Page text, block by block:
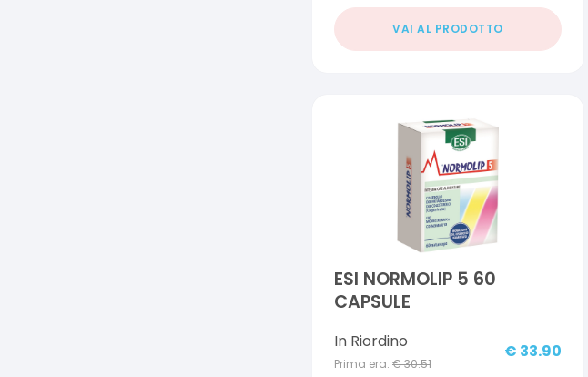
VAI AL PRODOTTO
ESI NORMOLIP 5 60
CAPSULE
In Riordino
Prima era: €30.51
€ 33.90